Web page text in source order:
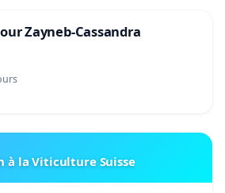
Zayneb-Cassandra
à la Viticulture Suisse